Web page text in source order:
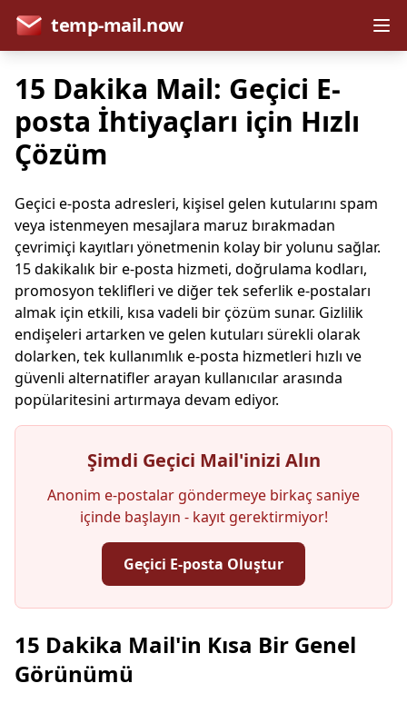
temp-mail.now
15 Dakika Mail: Geçici E-
posta İhtiyaçları için Hızlı
Çözüm
Geçici e-posta adresleri, kişisel gelen kutularını spam
veya istenmeyen mesajlara maruz bırakmadan
çevrimiçi kayıtları yönetmenin kolay bir yolunu sağlar.
15 dakikalık bir e-posta hizmeti, doğrulama kodları,
promosyon teklifleri ve diğer tek seferlik e-postaları
almak için etkili, kısa vadeli bir çözüm sunar. Gizlilik
endişeleri artarken ve gelen kutuları sürekli olarak
dolarken, tek kullanımlık e-posta hizmetleri hızlı ve
güvenli alternatifler arayan kullanıcılar arasında
popülaritesini artırmaya devam ediyor.
Şimdi Geçici Mail'inizi Alın
Anonim e-postalar göndermeye birkaç saniye
içinde başlayın - kayıt gerektirmiyor!
Geçici E-posta Oluştur
Geçici E-posta Adresiniz:
15 Dakika Mail'in Kısa Bir Genel
Görünümü